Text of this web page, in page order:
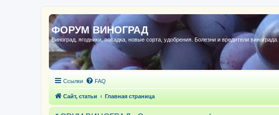
ФОРУМ ВИНОГРАД
Виноград, ягодники, посадка, новые сорта, удобрения. Болезни и вредители винограда.
Ссылки FAQ
Сайт, статьи Главная страница